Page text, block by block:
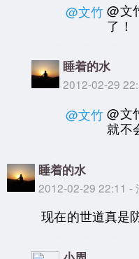
@文竹 @文
了！
睡着的水
2012-02-29
@文竹 @文
就不
睡着的水
2012-02-29 22:11 -
现在的世道真是